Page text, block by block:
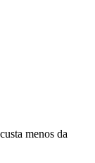
menos da